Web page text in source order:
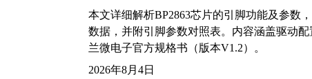
本文详细解析BP2863芯片的引脚功能及参数
数据，并附引脚参数对照表。内容涵盖驱动
兰微电子官方规格书（版本V1.2）。
2026年8月4日